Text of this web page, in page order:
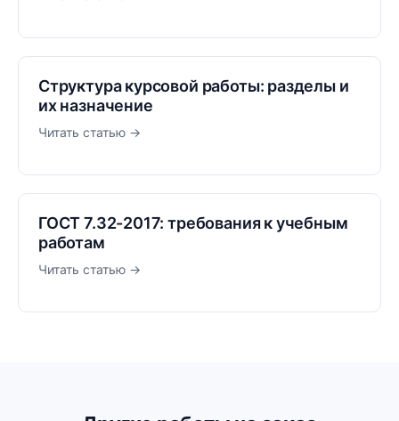
Структура курсовой работы: разделы и
их назначение
Читать статью →
ГОСТ 7.32-2017: требования к учебным
работам
Читать статью →